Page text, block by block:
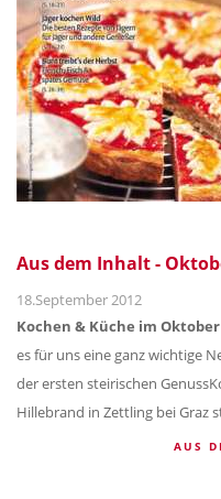
Aus dem Inhalt -
18.September 2012
Kochen & Küche im Oktober
es für uns eine ganz wichtige
der ersten steirischen
Hillebrand in Zettling bei Graz
AUS